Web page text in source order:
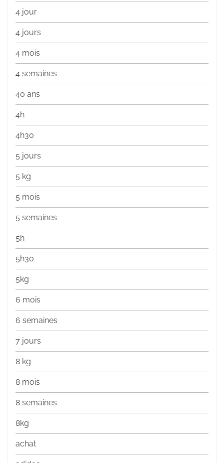
4 jour
4 jours
4 mois
4 semaines
40 ans
4h
4h30
5 jours
5 kg
5 mois
5 semaines
5h
5h30
5kg
6 mois
6 semaines
7 jours
8 kg
8 mois
8 semaines
8kg
achat